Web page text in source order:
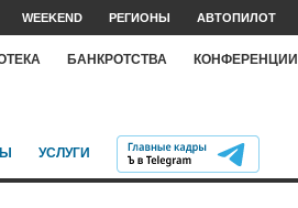
WEEKEND РЕГИОНЫ АВТОПИЛОТ
БАНКРОТСТВА КОНФЕРЕНЦИИ
УСЛУГИ